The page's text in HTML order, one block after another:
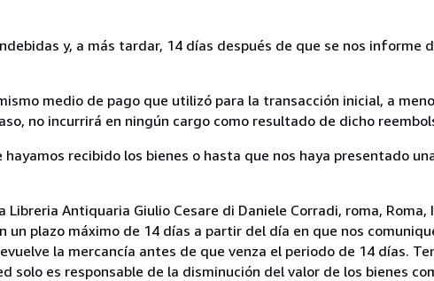
y, a más tardar, 14 días después de que se nos informe
medio de pago que utilizó para la transacción inicial, a
no incurrirá en ningún cargo como resultado de dicho
recibido los bienes o hasta que nos haya presentado
Antiquaria Giulio Cesare di Daniele Corradi, roma, Roma,
un plazo máximo de 14 días a partir del día en que nos
la mercancía antes de que venza el periodo de 14 días.
solo es responsable de la disminución del valor de los bienes